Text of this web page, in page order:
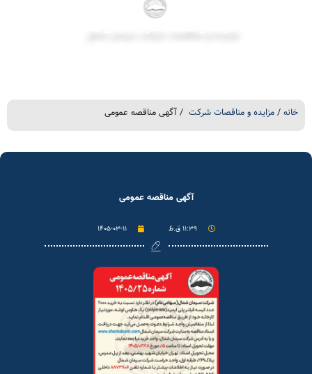
خانه/مزایده و مناقصات شرکت/ آگهی مناقصه عمومی
آگهی مناقصه عمومی
۱۱:۳۹ ق.ظ ۱۴۰۵-۰۳-۱۱